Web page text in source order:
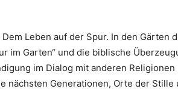
Leben auf der Spur. In den Gärten
im Garten“ und die biblische
im Dialog mit anderen Religionen
nächsten Generationen, Orte der Stille